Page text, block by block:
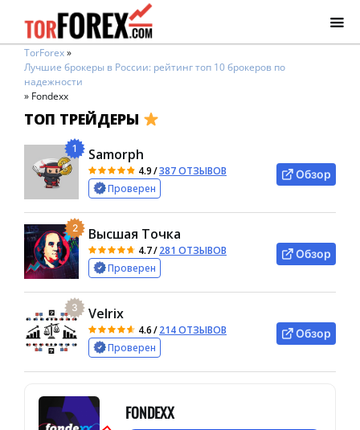
TorForex»
Лучшие брокеры в России: рейтинг топ 10 брокеров по
надежности
» Fondexx
ТОП ТРЕЙДЕРЫ
1 Samorph
4.9/387 ОТЗЫВОВ
Проверен
Обзор
2 Высшая Точка
4.7/281 ОТЗЫВОВ
Проверен
Обзор
3 Velrix
4.6/214 ОТЗЫВОВ
Проверен
Обзор
FONDEXX